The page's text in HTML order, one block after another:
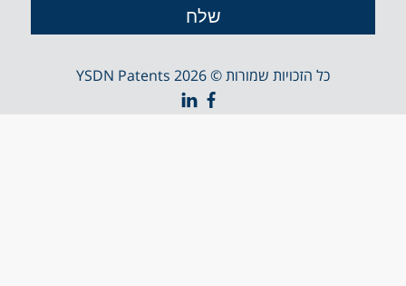
כל הזכויות שמורות © YSDN Patents 2026